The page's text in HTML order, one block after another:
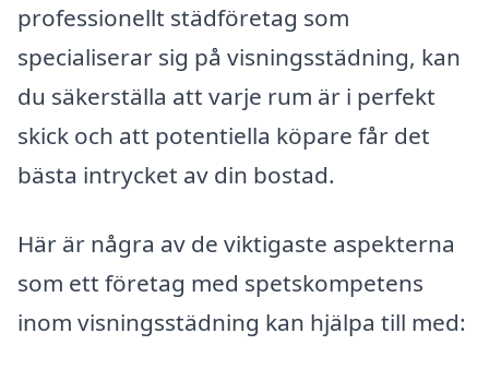
professionellt städföretag som
specialiserar sig på visningsstädning, kan
du säkerställa att varje rum är i perfekt
skick och att potentiella köpare får det
bästa intrycket av din bostad.
Här är några av de viktigaste aspekterna
som ett företag med spetskompetens
inom visningsstädning kan hjälpa till med: